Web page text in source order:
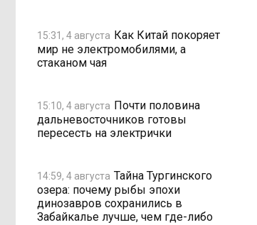
15:31, 4 августа Как Китай покоряет
мир не электромобилями, а
стаканом чая
15:10, 4 августа Почти половина
дальневосточников готовы
пересесть на электрички
14:59, 4 августа Тайна Тургинского
озера: почему рыбы эпохи
динозавров сохранились в
Забайкалье лучше, чем где-либо